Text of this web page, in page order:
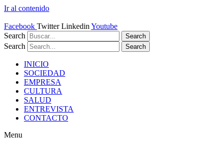
Ir al contenido
Facebook Twitter Linkedin Youtube
Search
Search
Search Search
INICIO
SOCIEDAD
EMPRESA
CULTURA
SALUD
ENTREVISTA
CONTACTO
Menu